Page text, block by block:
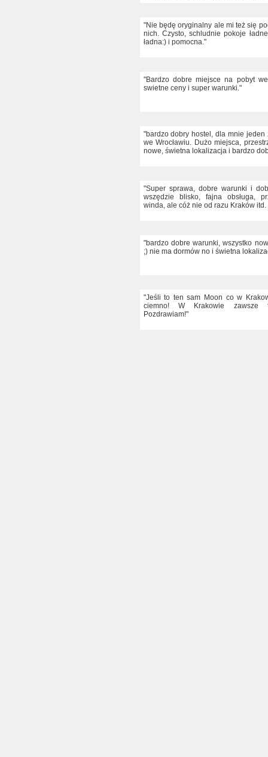
"Nie będę oryginalny ale mi też się
nich. Czysto, schludnie pokoje
ładna:) i pomocna."
"Bardzo dobre miejsce na pobyt
swietne ceny i super warunki."
"bardzo dobry hostel, dla mnie jeden
we Wrocławiu. Dużo miejsca,
nowe, świetna lokalizacja i bardzo
"Super sprawa, dobre warunki i
wszędzie blisko, fajna obsługa,
winda, ale cóż nie od razu Kraków
"bardzo dobre warunki, wszystko
;) nie ma dormów no i świetna
"Jeśli to ten sam Moon co w
ciemno! W Krakowie zawsze
Pozdrawiam!"